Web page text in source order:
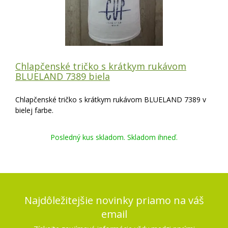
Chlapčenské tričko s krátkym rukávom
BLUELAND 7389 biela
Chlapčenské tričko s krátkym rukávom BLUELAND 7389 v
bielej farbe.
Posledný kus skladom. Skladom ihneď.
Najdôležitejšie novinky priamo na váš
email